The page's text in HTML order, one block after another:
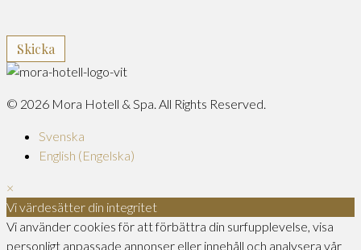
© 2026 Mora Hotell & Spa. All Rights Reserved.
Svenska
English (Engelska)
×
Vi värdesätter din integritet
Vi använder cookies för att förbättra din surfupplevelse, visa
personligt anpassade annonser eller innehåll och analysera vår